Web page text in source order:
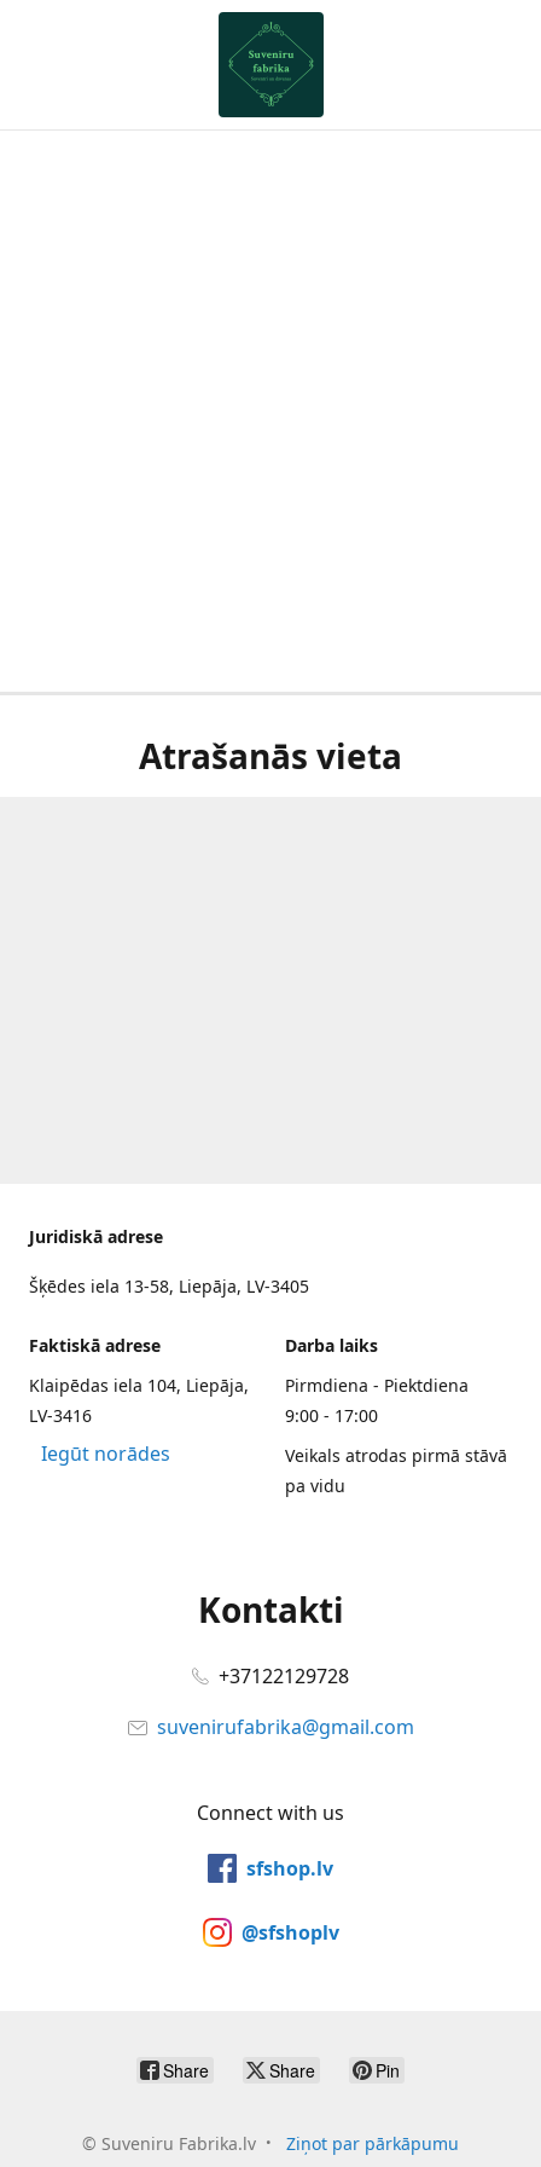
Atrašanās vieta
Juridiskā adrese
Šķēdes iela 13-58, Liepāja, LV-3405
Faktiskā adrese
Klaipēdas iela 104, Liepāja,
LV-3416
Iegūt norādes
Darba laiks
Pirmdiena - Piektdiena
9:00 - 17:00
Veikals atrodas pirmā stāvā
pa vidu
Kontakti
+37122129728
suvenirufabrika@gmail.com
Connect with us
sfshop.lv
@sfshoplv
Share Share Pin
© Suveniru Fabrika.lv Ziņot par pārkāpumu